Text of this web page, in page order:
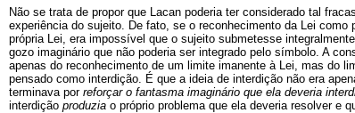
Não se trata de propor que Lacan poderia ter considerado tal
experiência do sujeito. De fato, se o reconhecimento da Lei
própria Lei, era impossível que o sujeito submetesse
gozo imaginário que não poderia ser integrado pelo símbolo. A
apenas do reconhecimento de um limite imanente à Lei, mas do
pensado como interdição. É que a ideia de interdição não era
terminava por reforçar o fantasma imaginário que ela deveria
interdição produzia o próprio problema que ela deveria resolver e